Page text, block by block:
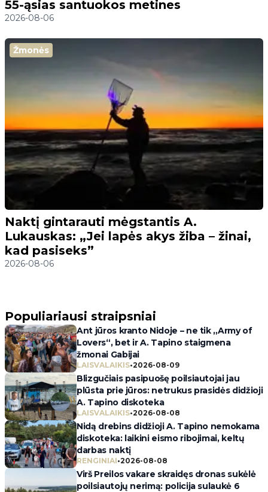
55-ąsias santuokos metines
2026-08-06
Žmonės
Naktį gintarauti mėgstantis A.
Lukauskas: „Jei lapės akys žiba – žinai,
kad pasiseks”
2026-08-06
Populiariausi straipsniai
Ant jūros kranto Nidoje – ne tik „Army of
Lovers“, bet ir A. Tapino staigmena
žmonai Gabijai
LAISVALAIKIS•2026-08-09
Blizgučiais pasipuošę poilsiautojai jau
plūsta prie jūros: netrukus prasidės didžioji
A. Tapino diskoteka
LAISVALAIKIS•2026-08-08
Nidą drebins didžioji A. Tapino nemokama
diskoteka: laikini eismo ribojimai, keltų
darbas naktį
RENGINIAI•2026-08-08
Virš Preilos vakare skraidęs dronas sukėlė
poilsiautojų nerimą: policija sulaukė 6